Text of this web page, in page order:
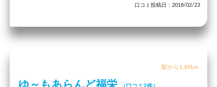
口コミ投稿日：2018/02/23
駅から1.89km
ゆ～もあらんど福栄